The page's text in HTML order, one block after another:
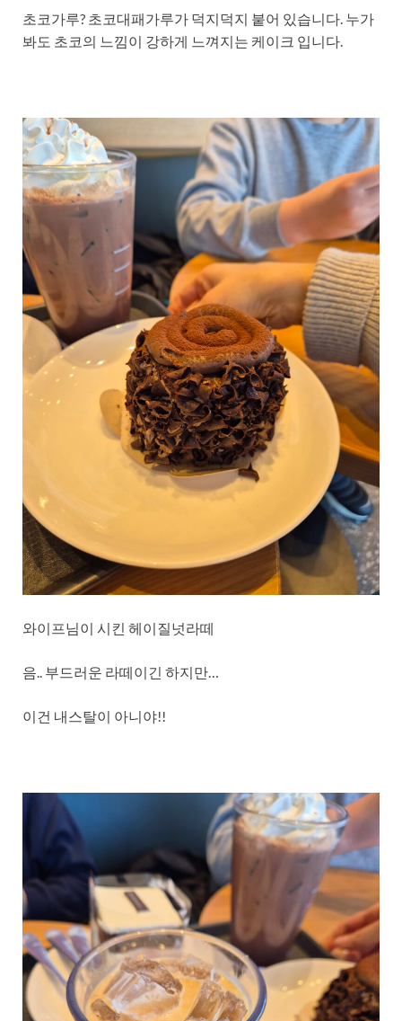
초코가루? 초코대패가루가 덕지덕지 붙어 있습니다. 누가
봐도 초코의 느낌이 강하게 느껴지는 케이크 입니다.
와이프님이 시킨 헤이질넛라떼
음.. 부드러운 라떼이긴 하지만…
이건 내스탈이 아니야!!